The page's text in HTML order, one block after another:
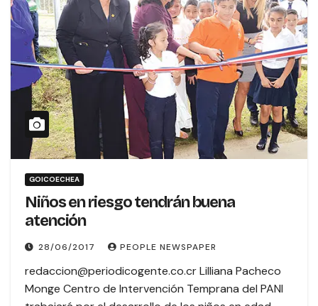
GOICOECHEA
Niños en riesgo tendrán buena
atención
28/06/2017 PEOPLE NEWSPAPER
redaccion@periodicogente.co.cr Lilliana Pacheco
Monge Centro de Intervención Temprana del PANI